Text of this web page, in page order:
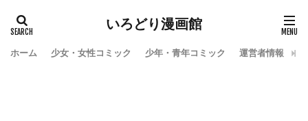
いろどり漫画館
ホーム 少女・女性コミック 少年・青年コミック 運営者情報